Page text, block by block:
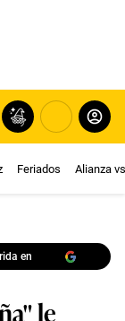
Feriados Alianza
en
le